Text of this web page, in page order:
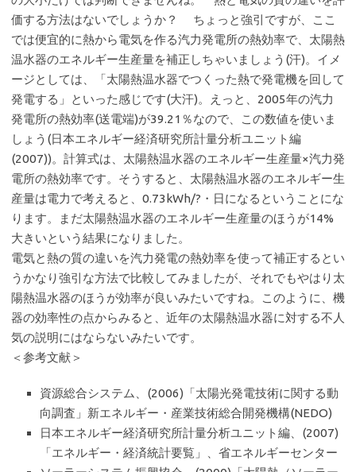
価する方法はないでしょうか？ ちょっと強引ですが、ここ
では便宜的に熱から電気を作る汽力発電所の熱効率で、太陽熱
温水器のエネルギー生産量を補正しちゃいましょう(汗)。イメ
ージとしては、「太陽熱温水器でつくった熱で発電機を回して
発電する」といった感じです(大汗)。えっと、2005年の汽力
発電所の熱効率(送電端)が39.21％なので、この数値を使いま
しょう(日本エネルギー経済研究所計量分析ユニット編
(2007))。計算式は、太陽熱温水器のエネルギー生産量×汽力発
電所の熱効率です。そうすると、太陽熱温水器のエネルギー生
産量は電力で考えると、0.73kWh/?・日になるということにな
ります。まだ太陽熱温水器のエネルギー生産量のほうが14%
大きいという結果になりました。
電気と熱の質の違いを汽力発電の熱効率を使って補正するとい
うかなり強引な方法で比較してみましたが、それでもやはり太
陽熱温水器のほうが効率が良いみたいですね。このように、機
器の効率性の点からみると、近年の太陽熱温水器に対する不人
気の説明にはならないみたいです。
＜参考文献＞
資源総合システム、(2006)「太陽光発電技術に関する動
向調査」新エネルギー・産業技術総合開発機構(NEDO)
日本エネルギー経済研究所計量分析ユニット編、(2007)
「エネルギー・経済統計要覧」、省エネルギーセンター